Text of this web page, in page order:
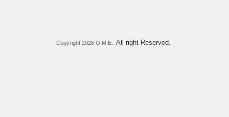
Copyright 2026 O.M.E. All right Reserved.